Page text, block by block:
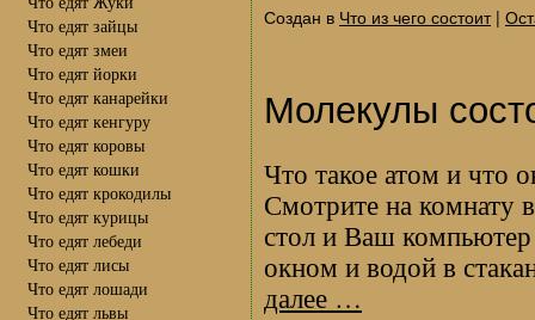
Что едят зайцы
Что едят змеи
Что едят йорки
Что едят канарейки
Что едят кенгуру
Что едят коровы
Что едят кошки
Что едят крокодилы
Что едят курицы
Что едят лебеди
Что едят лисы
Что едят лошади
Что едят львы
Создан в Что из чего состоит |
Молекулы
Что такое атом и что
Смотрите на комнату
стол и Ваш компьютер
окном и водой в
далее …